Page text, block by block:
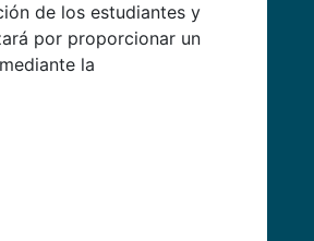
de los estudiantes y
por proporcionar un
la